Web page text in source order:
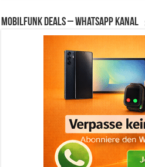
Mobilfunk Deals – WhatsApp Kanal